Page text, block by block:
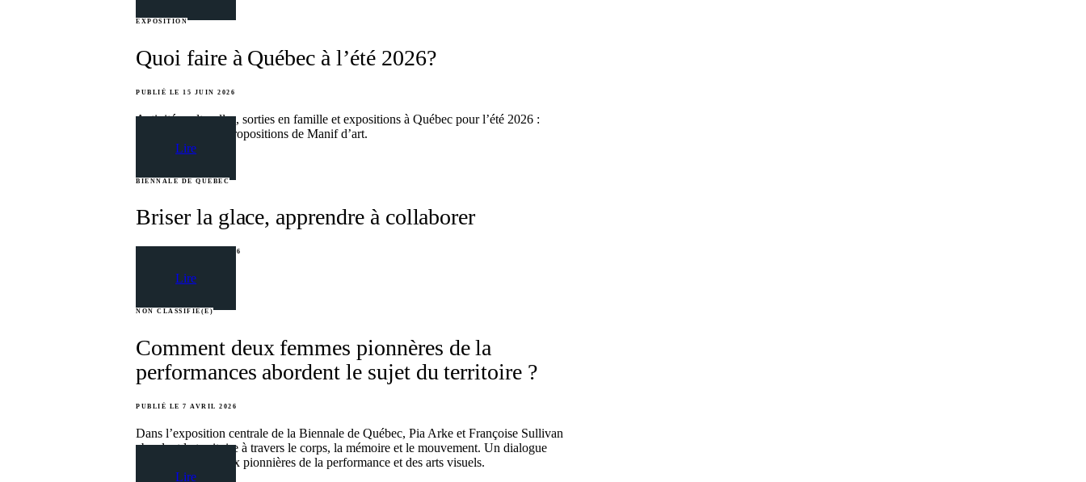
EXPOSITION
Quoi faire à Québec à l’été 2026?
PUBLIÉ LE 15 JUIN 2026
Activités culturelles, sorties en famille et expositions à Québec pour l’été 2026 :
découvrez quatre propositions de Manif d’art.
Lire
BIENNALE DE QUÉBEC
Briser la glace, apprendre à collaborer
PUBLIÉ LE 14 AVRIL 2026
Lire
NON CLASSIFIÉ(E)
Comment deux femmes pionnères de la
performances abordent le sujet du territoire ?
PUBLIÉ LE 7 AVRIL 2026
Dans l’exposition centrale de la Biennale de Québec, Pia Arke et Françoise Sullivan
abordent le territoire à travers le corps, la mémoire et le mouvement. Un dialogue
marquant entre deux pionnières de la performance et des arts visuels.
Lire